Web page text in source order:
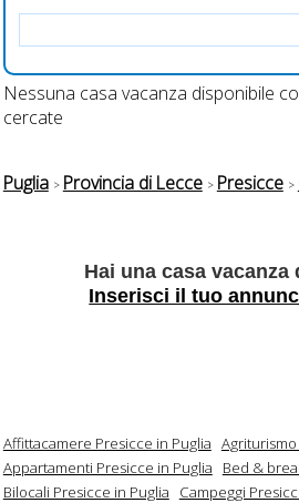
Nessuna casa vacanza disponibile
cercate
Puglia Provincia di Lecce Presicce
Hai una casa vacanza
Inserisci il tuo
Affittacamere Presicce in Puglia
Appartamenti Presicce in Puglia
Bed &
Bilocali Presicce in Puglia
Campeggi